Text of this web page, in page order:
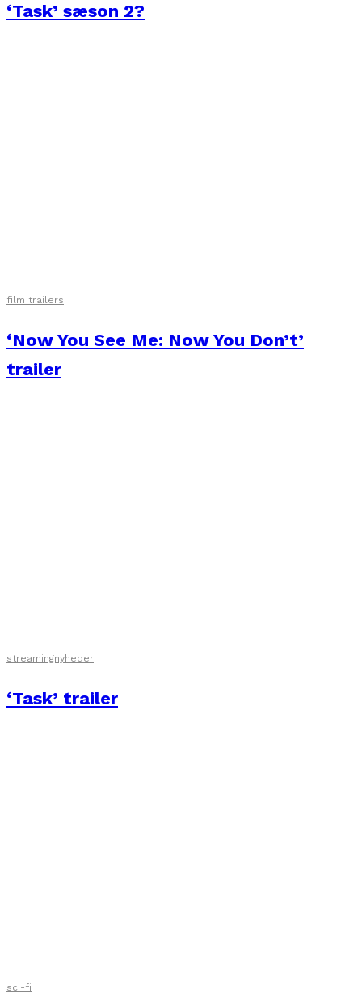
‘Task’ sæson 2?
film trailers
‘Now You See Me: Now You Don’t’
trailer
streamingnyheder
‘Task’ trailer
sci-fi